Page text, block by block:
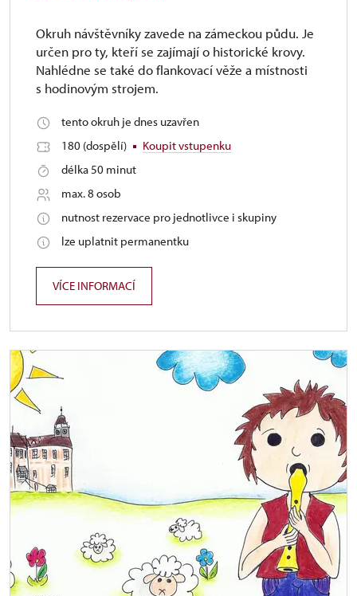
Okruh návštěvníky zavede na zámeckou půdu. Je
určen pro ty, kteří se zajímají o historické krovy.
Nahlédne se také do flankovací věže a místnosti
s hodinovým strojem.
tento okruh je dnes uzavřen
180 (dospělí)
Koupit vstupenku
délka 50 minut
max. 8 osob
nutnost rezervace pro jednotlivce i skupiny
lze uplatnit permanentku
VÍCE INFORMACÍ